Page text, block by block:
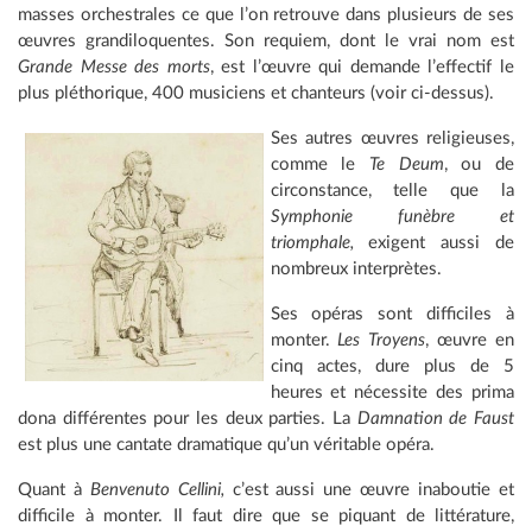
masses orchestrales ce que l’on retrouve dans plusieurs de ses
œuvres grandiloquentes. Son requiem, dont le vrai nom est
Grande Messe des morts, est l’œuvre qui demande l’effectif le
plus pléthorique, 400 musiciens et chanteurs (voir ci-dessus).
Ses autres œuvres religieuses,
comme le Te Deum, ou de
circonstance, telle que la
Symphonie funèbre et
triomphale,exigent aussi de
nombreux interprètes.
Ses opéras sont difficiles à
monter.Les Troyens, œuvre en
cinq actes, dure plus de 5
heures et nécessite des prima
dona différentes pour les deux parties. La Damnation de Faust
est plus une cantate dramatique qu’un véritable opéra.
Quant à Benvenuto Cellini, c’est aussi une œuvre inaboutie et
difficile à monter. Il faut dire que se piquant de littérature,